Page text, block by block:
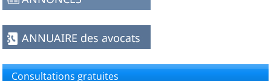
Consultations gratuites